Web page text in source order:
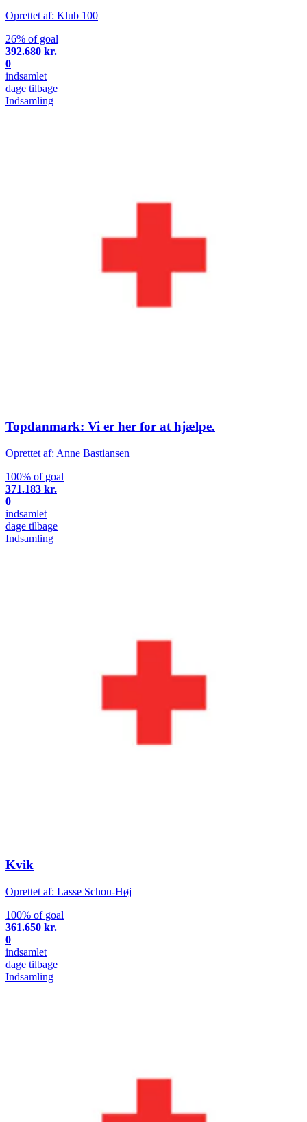
Oprettet af: Klub 100
26% of goal
392.680 kr.
0
indsamlet
dage tilbage
Indsamling
Topdanmark: Vi er her for at hjælpe.
Oprettet af: Anne Bastiansen
100% of goal
371.183 kr.
0
indsamlet
dage tilbage
Indsamling
Kvik
Oprettet af: Lasse Schou-Høj
100% of goal
361.650 kr.
0
indsamlet
dage tilbage
Indsamling